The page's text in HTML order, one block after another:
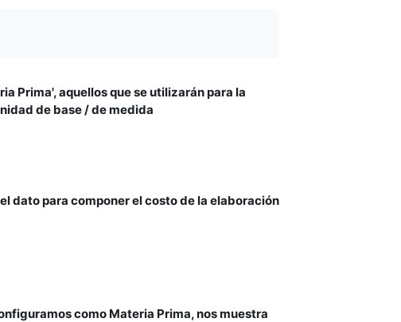
Prima', aquellos que se utilizarán para la
de base / de medida
dato para componer el costo de la elaboración
como Materia Prima, nos muestra